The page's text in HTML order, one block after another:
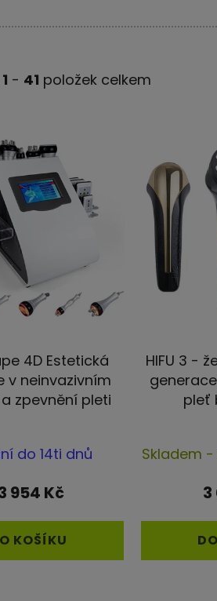
1 - 41 položek celkem
4D Estetická
v neinvazivním
zpevnění pleti
hodnocení
produktu
5,0
z
do 14ti dnů
954 Kč
KOŠÍKU
HIFU 3 -
pleť
Skladem
3